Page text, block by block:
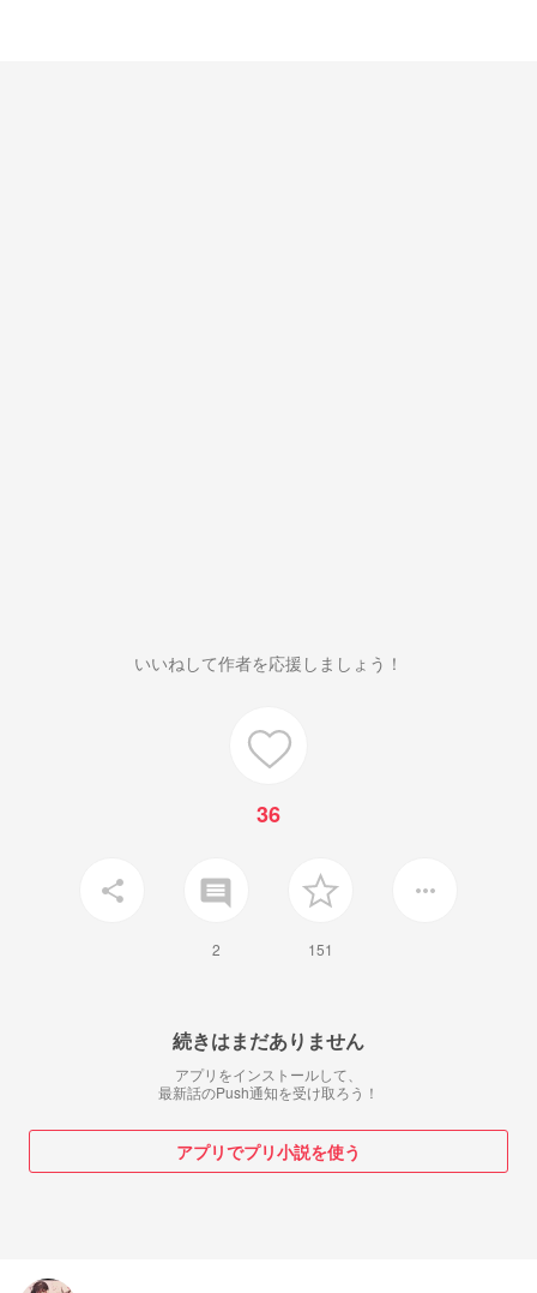
いいねして作者を応援しましょう！
36
share insert_comment
2 151
more_horiz
続きはまだありません
アプリをインストールして、
最新話のPush通知を受け取ろう！
アプリでプリ小説を使う